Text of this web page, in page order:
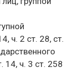
ч. 2 ст. 28, ст.
14, ч. 3 ст. 258